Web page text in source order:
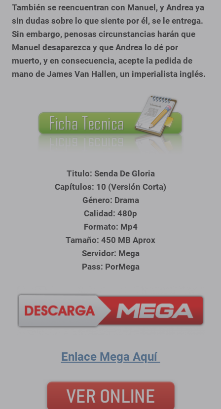
También se reencuentran con Manuel, y Andrea ya
sin dudas sobre lo que siente por él, se le entrega.
Sin embargo, penosas circunstancias harán que
Manuel desaparezca y que Andrea lo dé por
muerto, y en consecuencia, acepte la pedida de
mano de James Van Hallen, un imperialista inglés.
Titulo: Senda De Gloria
Capítulos: 10 (Versión Corta)
Género: Drama
Calidad: 480p
Formato: Mp4
Tamaño: 450 MB Aprox
Servidor: Mega
Pass: PorMega
Enlace Mega Aquí